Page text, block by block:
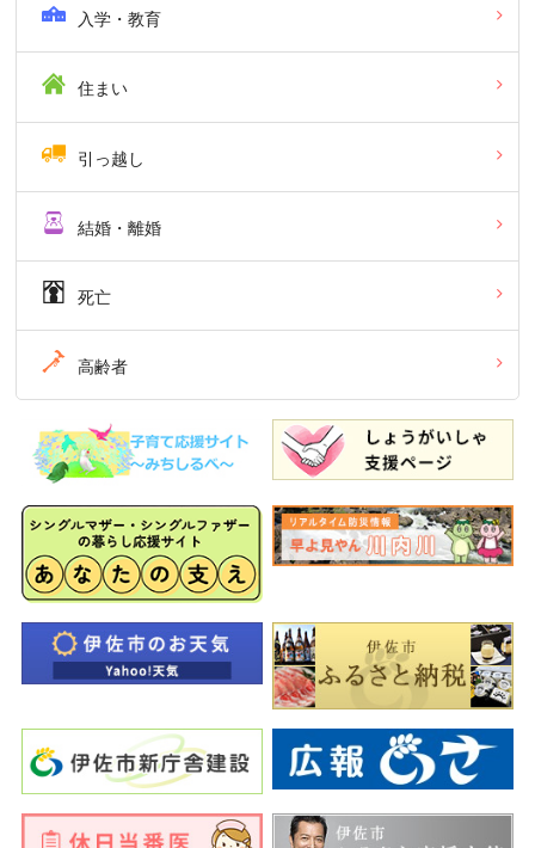
入学・教育
住まい
引っ越し
結婚・離婚
死亡
高齢者